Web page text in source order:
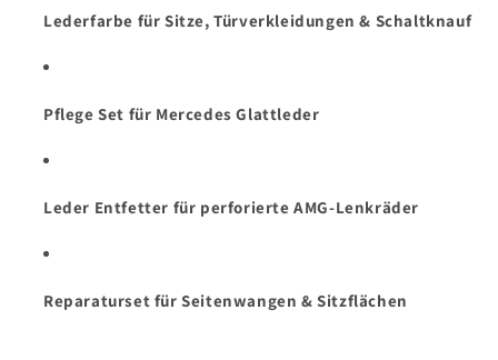
Lederfarbe für Sitze, Türverkleidungen & Schaltknauf
Pflege Set für Mercedes Glattleder
Leder Entfetter für perforierte AMG-Lenkräder
Reparaturset für Seitenwangen & Sitzflächen